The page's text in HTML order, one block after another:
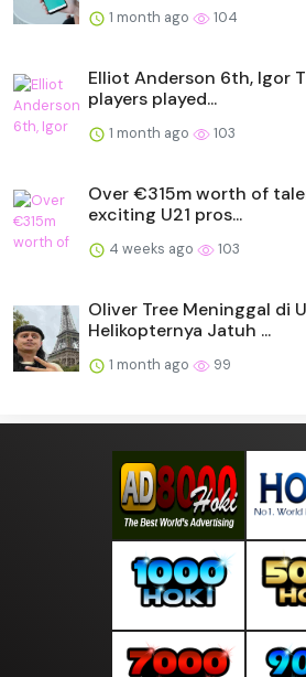
1 month ago 104
Elliot Anderson 6th, Igor
players played...
1 month ago 103
Over €315m worth of
exciting U21 pros...
4 weeks ago 103
Oliver Tree Meninggal di
Helikopternya Jatuh ...
1 month ago 99